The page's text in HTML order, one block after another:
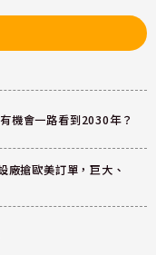
機會一路看到2030年？
搶歐美訂單，巨大、